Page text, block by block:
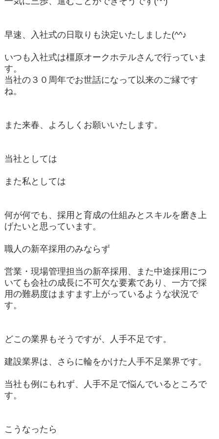
早速、入社式の日取りも決定いたしました(^^♪
いつも入社式は橿原オークホテルさんで行っていま
す。
当社の３０周年でお世話になって以来のご縁です
ね。
また来春、よろしくお願いいたします。
当社としては
また私としては
何が何でも、採用と育成の仕組みとスキルを磨き上
げたいと思っています。
職人の新卒採用のみならず
営業・現場管理担当の新卒採用、また中途採用につ
いても会社の成長に不可欠な要素であり、一方で採
用の難易度はますます上がっているような状況で
す。
どこの業界もそうですが、人手不足です。
建設業界は、さらに輪をかけた人手不足業界です。
当社も例にもれず、人手不足で悩んでいるところで
す。
こうなったら